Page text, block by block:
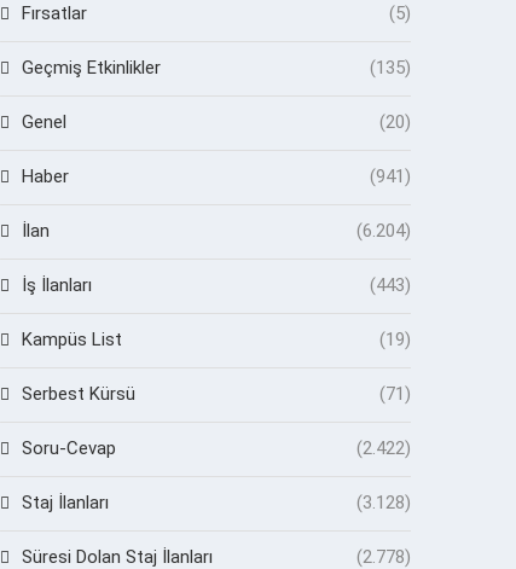
Fırsatlar (5)
Geçmiş Etkinlikler (135)
Genel (20)
Haber (941)
İlan (6.204)
İş İlanları (443)
Kampüs List (19)
Serbest Kürsü (71)
Soru-Cevap (2.422)
Staj İlanları (3.128)
Süresi Dolan Staj İlanları (2.778)